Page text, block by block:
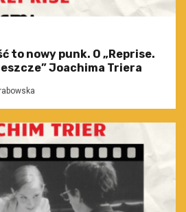
to nowy punk. O „Reprise.
Joachima Triera